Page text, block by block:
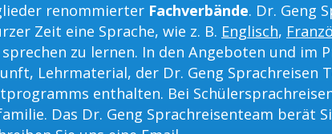
renommierter Fachverbände. Dr. Geng
Zeit eine Sprache, wie z. B. Englisch,
zu lernen. In den Angeboten und im
Lehrmaterial, der Dr. Geng Sprachreisen
enthalten. Bei
Das Dr. Geng Sprachreisenteam berät